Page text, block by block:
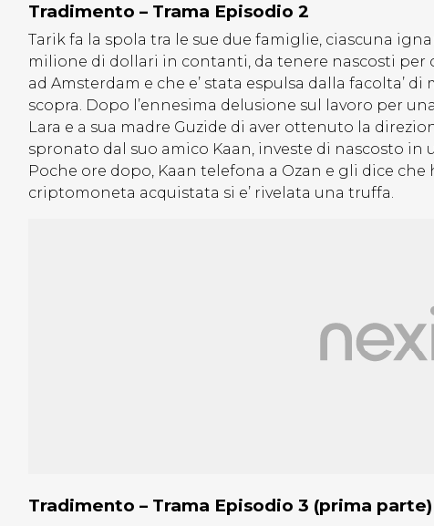
Tradimento – Trama Episodio 2
Tarik fa la spola tra le sue due famiglie, ciascuna
milione di dollari in contanti, da tenere nascosti per
ad Amsterdam e che e’ stata espulsa dalla facolta’
scopra. Dopo l’ennesima delusione sul lavoro per
Lara e a sua madre Guzide di aver ottenuto la
spronato dal suo amico Kaan, investe di nascosto
Poche ore dopo, Kaan telefona a Ozan e gli dice
criptomoneta acquistata si e’ rivelata una truffa.
Tradimento – Trama Episodio 3 (prima parte)